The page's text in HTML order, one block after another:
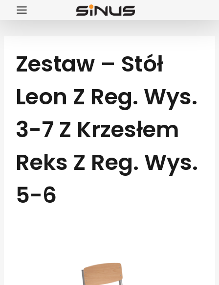
Przejdź
Zestaw – Stół
Leon Z Reg. Wys.
3-7 Z Krzesłem
Reks Z Reg. Wys.
5-6